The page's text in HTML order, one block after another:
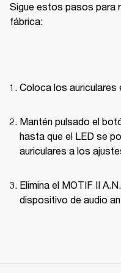
Sigue estos pasos para
fábrica:
Coloca los auriculares
Mantén pulsado el
hasta que el LED se
auriculares a los
Elimina el MOTIF II
dispositivo de audio